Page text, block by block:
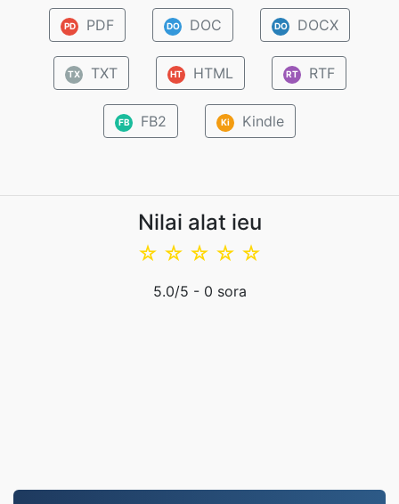
PD PDF DO DOC DO DOCX
TX TXT HT HTML RT RTF
FB FB2 Ki Kindle
Nilai alat ieu
☆
☆
☆
☆
☆
5.0/5 - 0 sora